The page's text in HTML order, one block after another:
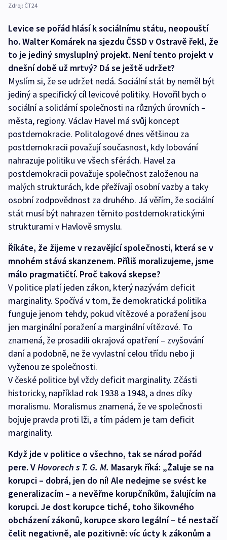
Zdroj: ČT24
Levice se pořád hlásí k sociálnímu státu, neopouští
ho. Walter Komárek na sjezdu ČSSD v Ostravě řekl, že
to je jediný smysluplný projekt. Není tento projekt v
dnešní době už mrtvý? Dá se ještě udržet?
Myslím si, že se udržet nedá. Sociální stát by neměl být
jediný a specifický cíl levicové politiky. Hovořil bych o
sociální a solidární společnosti na různých úrovních –
města, regiony. Václav Havel má svůj koncept
postdemokracie. Politologové dnes většinou za
postdemokracii považují současnost, kdy lobování
nahrazuje politiku ve všech sférách. Havel za
postdemokracii považuje společnost založenou na
malých strukturách, kde přežívají osobní vazby a taky
osobní zodpovědnost za druhého. Já věřím, že sociální
stát musí být nahrazen těmito postdemokratickými
strukturami v Havlově smyslu.
Říkáte, že žijeme v rezavějící společnosti, která se v
mnohém stává skanzenem. Příliš moralizujeme, jsme
málo pragmatičtí. Proč taková skepse?
V politice platí jeden zákon, který nazývám deficit
marginality. Spočívá v tom, že demokratická politika
funguje jenom tehdy, pokud vítězové a poražení jsou
jen marginální poražení a marginální vítězové. To
znamená, že prosadili okrajová opatření – zvyšování
daní a podobně, ne že vyvlastní celou třídu nebo ji
vyženou ze společnosti.
V české politice byl vždy deficit marginality. Zčásti
historicky, například rok 1938 a 1948, a dnes díky
moralismu. Moralismus znamená, že ve společnosti
bojuje pravda proti lži, a tím pádem je tam deficit
marginality.
Když jde v politice o všechno, tak se národ pořád
pere. VHovorech s T. G. M. Masaryk říká: „Žaluje se na
korupci – dobrá, jen do ní! Ale nedejme se svést ke
generalizacím – a nevěřme korupčníkům, žalujícím na
korupci. Je dost korupce tiché, toho šikovného
obcházení zákonů, korupce skoro legální – té nestačí
čelit negativně, ale pozitivně: víc úcty k zákonům a